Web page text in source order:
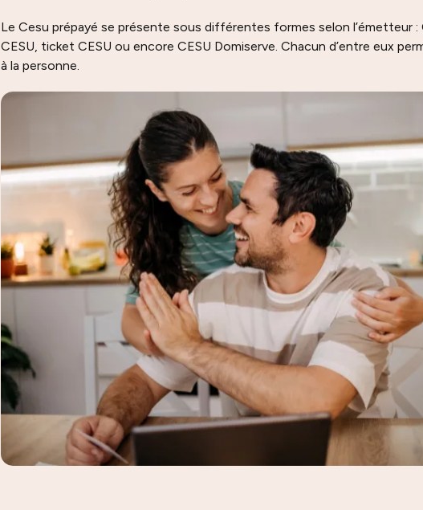
Le Cesu prépayé se présente sous différentes formes selon l’émetteur :
CESU, ticket CESU ou encore CESU Domiserve. Chacun d’entre eux
à la personne.